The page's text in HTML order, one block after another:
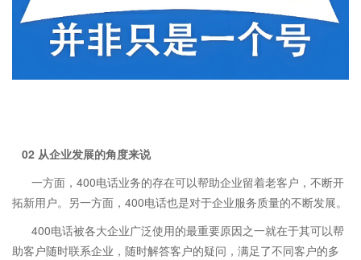
02 从企业发展的角度来说
一方面，400电话业务的存在可以帮助企业留着老客户，不断开
拓新用户。另一方面，400电话也是对于企业服务质量的不断发展。
400电话被各大企业广泛使用的最重要原因之一就在于其可以帮
助客户随时联系企业，随时解答客户的疑问，满足了不同客户的多